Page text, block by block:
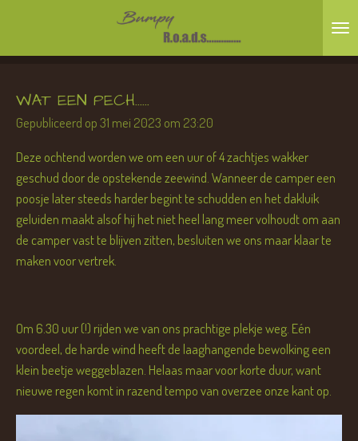
naar
hoofdinhoud
WAT EEN PECH......
Gepubliceerd op 31 mei 2023 om 23:20
Deze ochtend worden we om een uur of 4 zachtjes wakker
geschud door de opstekende zeewind. Wanneer de camper een
poosje later steeds harder begint te schudden en het dakluik
geluiden maakt alsof hij het niet heel lang meer volhoudt om aan
de camper vast te blijven zitten, besluiten we ons maar klaar te
maken voor vertrek.
Om 6.30 uur (!) rijden we van ons prachtige plekje weg. Eén
voordeel, de harde wind heeft de laaghangende bewolking een
klein beetje weggeblazen. Helaas maar voor korte duur, want
nieuwe regen komt in razend tempo van overzee onze kant op.